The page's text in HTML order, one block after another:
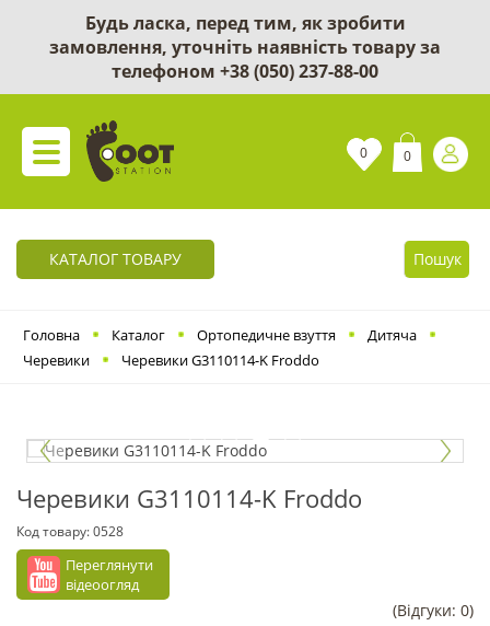
Будь ласка, перед тим, як зробити
замовлення, уточніть наявність товару за
телефоном +38 (050) 237-88-00
0 0
КАТАЛОГ ТОВАРУ Пошук
Головна Каталог Ортопедичне взуття
Дитяча
Черевики
Черевики G3110114-K Froddo
Черевики G3110114-K Froddo
Код товару:0528
Переглянути
відеоогляд
(Відгуки: 0)